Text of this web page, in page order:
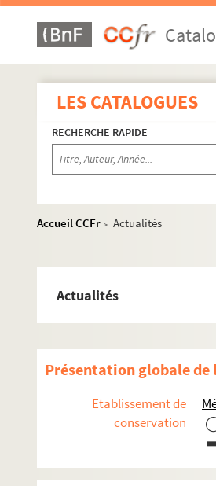
LES CATALOGUES
RECHERCHE RAPIDE
Accueil CCFr > Actualités
Actualités
Présentation globale de
Etablissement de
conservation
Lafosse
Lavée
L.C.M.
A. Lemot
L.H.
Alfred le Petit ou A.L.P
Meyer
Millet, Albert
Moloch
Mordret